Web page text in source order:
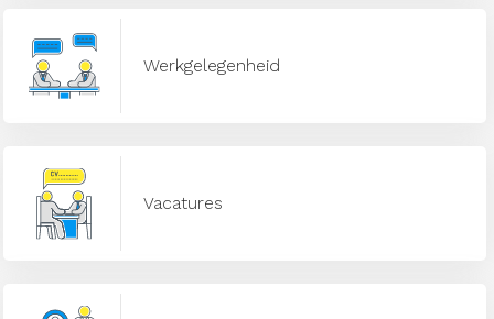
Werkgelegenheid
Vacatures